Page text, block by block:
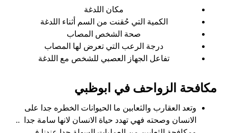
مكان اللدغة
الكمية التي حُقنت من السم أثناء اللدغة
صحة الشخص المصاب
درجة الرعب التي تعرض لها المصاب
تفاعل الجهاز العصبي للشخص مع اللدغة
مكافحة الزواحف في ابوظبي
وتعد العقارب والثعابين ما الحيوانات الخطره جدا على
الانسان وصحته فهي تهدد حياة الانسان لانها سامة جدا ..